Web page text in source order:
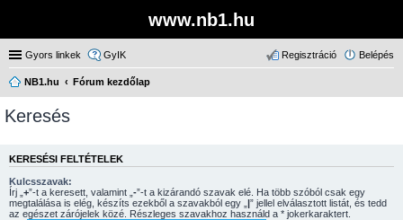
www.nb1.hu
Gyors linkek GyIK Belépés
Regisztráció
NB1.hu Fórum kezdőlap
Keresés
KERESÉSI FELTÉTELEK
Kulcsszavak:
Írj „ +”-t a keresett, valamint „ -”-t a kizárandó szavak elé. Ha több szóból csak egy
megtalálása is elég, készíts ezekből a szavakból egy „ |” jellel elválasztott listát, és tedd
az egészet zárójelek közé. Részleges szavakhoz használd a * jokerkaraktert.